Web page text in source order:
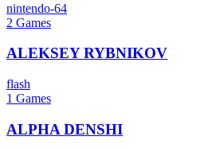
nintendo-64
2 Games
ALEKSEY RYBNIKOV
flash
1 Games
ALPHA DENSHI